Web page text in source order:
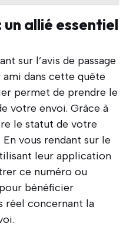
un allié essentiel
sur l’avis de passage
dans cette quête
permet de prendre le
votre envoi. Grâce à
le statut de votre
vous rendant sur le
leur application
ce numéro ou
bénéficier
réel concernant la